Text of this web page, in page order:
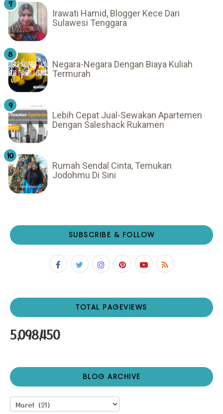
Irawati Hamid, Blogger Kece Dari
Sulawesi Tenggara
Negara-Negara Dengan Biaya Kuliah
Termurah
Lebih Cepat Jual-Sewakan Apartemen
Dengan Saleshack Rukamen
Rumah Sendal Cinta, Temukan
Jodohmu Di Sini
SUBSCRIBE & FOLLOW
TOTAL PAGEVIEWS
5,098,450
BLOG ARCHIVE